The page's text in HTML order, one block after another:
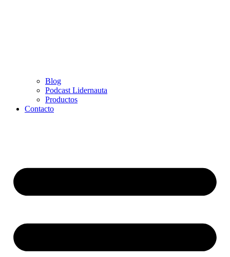
Blog
Podcast Lidernauta
Productos
Contacto